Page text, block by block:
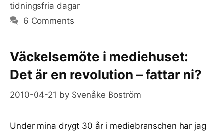
tidningsfria dagar
6 Comments
Väckelsemöte i mediehuset:
Det är en revolution – fattar ni?
2010-04-21 by Svenåke Boström
Under mina drygt 30 år i mediebranschen har jag